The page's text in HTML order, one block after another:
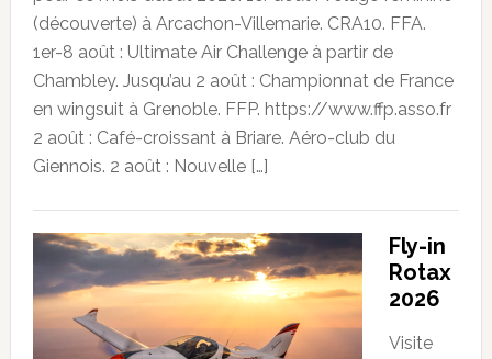
(découverte) à Arcachon-Villemarie. CRA10. FFA.
1er-8 août : Ultimate Air Challenge à partir de
Chambley. Jusqu’au 2 août : Championnat de France
en wingsuit à Grenoble. FFP. https://www.ffp.asso.fr
2 août : Café-croissant à Briare. Aéro-club du
Giennois. 2 août : Nouvelle […]
Fly-in
Rotax
2026
Visite